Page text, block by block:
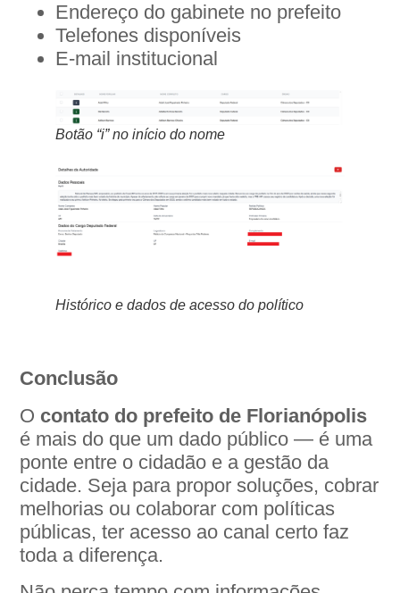
Endereço do gabinete no prefeito
Telefones disponíveis
E-mail institucional
Botão “i” no início do nome
Histórico e dados de acesso do político
Conclusão
O contato do prefeito de Florianópolis
é mais do que um dado público — é uma
ponte entre o cidadão e a gestão da
cidade. Seja para propor soluções, cobrar
melhorias ou colaborar com políticas
públicas, ter acesso ao canal certo faz
toda a diferença.